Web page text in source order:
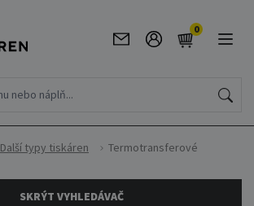
0
Další typy tiskáren Termotransferové
SKRÝT VYHLEDÁVAČ